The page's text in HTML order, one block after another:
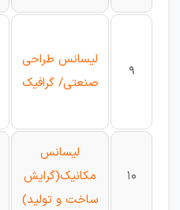
9
لیسانس طراحی
صنعتی/ گرافیک
10
لیسانس
مکانیک(گرایش
ساخت و تولید)